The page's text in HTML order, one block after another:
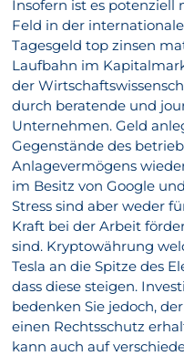
Insofern ist es potenziell
Feld in der
Tagesgeld top zinsen
Laufbahn im
der
durch beratende und
Unternehmen. Geld
Gegenstände des
Anlagevermögens
im Besitz von Google
Stress sind aber weder
Kraft bei der Arbeit
sind. Kryptowährung
Tesla an die Spitze des
dass diese steigen.
bedenken Sie jedoch,
einen Rechtsschutz
kann auch auf